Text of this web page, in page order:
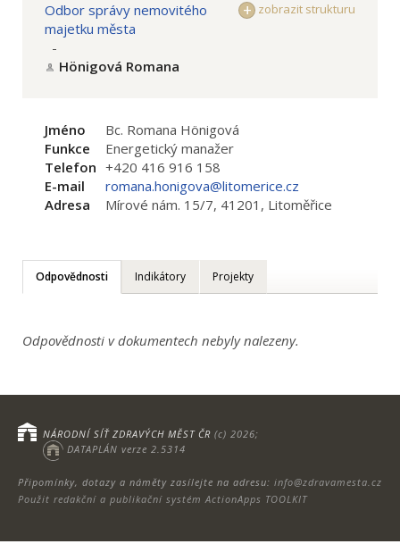
zobrazit strukturu
Odbor správy nemovitého
majetku města
-
Hönigová Romana
Jméno
Bc. Romana Hönigová
Funkce
Energetický manažer
Telefon +420 416 916 158
E-mail
romana.honigova@litomerice.cz
Adresa
Mírové nám. 15/7, 41201, Litoměřice
Odpovědnosti Indikátory Projekty
Odpovědnosti v dokumentech nebyly nalezeny.
Připomínky, dotazy a náměty zasílejte na adresu: info@zdravamesta.cz
Použit redakční a publikační systém ActionApps TOOLKIT
NÁRODNÍ SÍŤ ZDRAVÝCH MĚST ČR (c) 2026;
DATAPLÁN verze 2.5314